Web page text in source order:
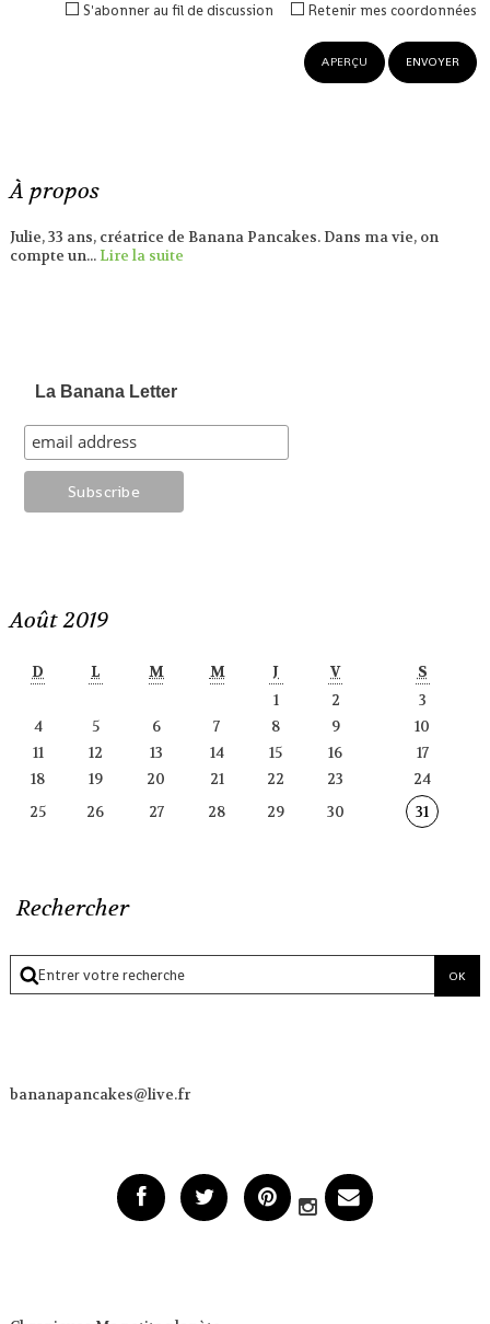
À propos
Julie, 33 ans, créatrice de Banana Pancakes. Dans ma vie, on
compte un...Lire la suite
La Banana Letter
Août 2019
D L M M J V
S
1
2
3
4
5 6 7 8 9
10
11
12 13 14 15 16
17
18
19 20 21 22 23
24
25
26 27 28 29 30 31
Rechercher
bananapancakes@live.fr
Retenir mes coordonnées
S'abonner au fil de discussion